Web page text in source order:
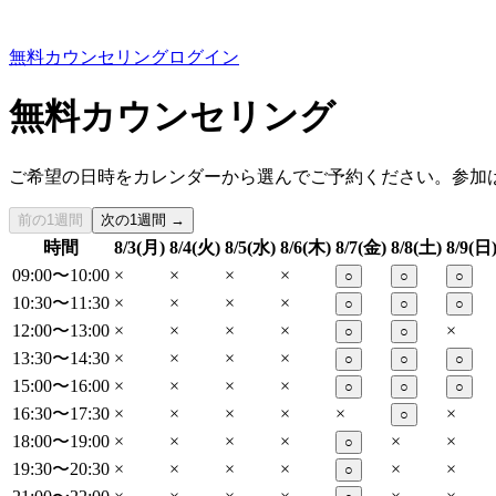
無料カウンセリングログイン
無料カウンセリング
ご希望の日時をカレンダーから選んでご予約ください。参加
前の1週間 次の1週間 →
時間 8/3(月) 8/4(火) 8/5(水) 8/6(木) 8/7(金) 8/8(土) 8/9(日)
09:00〜10:00 × × × × ○ ○ ○
10:30〜11:30 × × × × ○ ○ ○
12:00〜13:00 × × × × ○ ○
×
13:30〜14:30 × × × × ○ ○ ○
15:00〜16:00 × × × × ○ ○ ○
16:30〜17:30 × × × × × ○
×
18:00〜19:00 × × × × ○ ×
×
19:30〜20:30 × × × × ○ ×
×